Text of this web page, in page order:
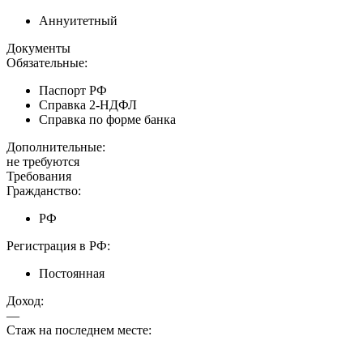
Аннуитетный
Документы
Обязательные:
Паспорт РФ
Справка 2-НДФЛ
Справка по форме банка
Дополнительные:
не требуются
Требования
Гражданство:
РФ
Регистрация в РФ:
Постоянная
Доход:
—
Стаж на последнем месте: